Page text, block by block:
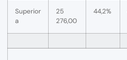
Superior
a
25
276,00
44,2%